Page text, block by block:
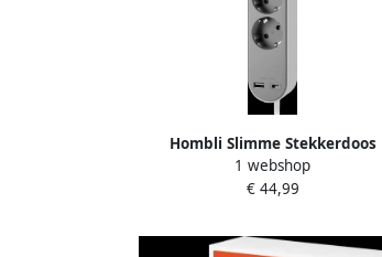
Hombli Slimme Stekkerdoos
1 webshop
€ 44,99